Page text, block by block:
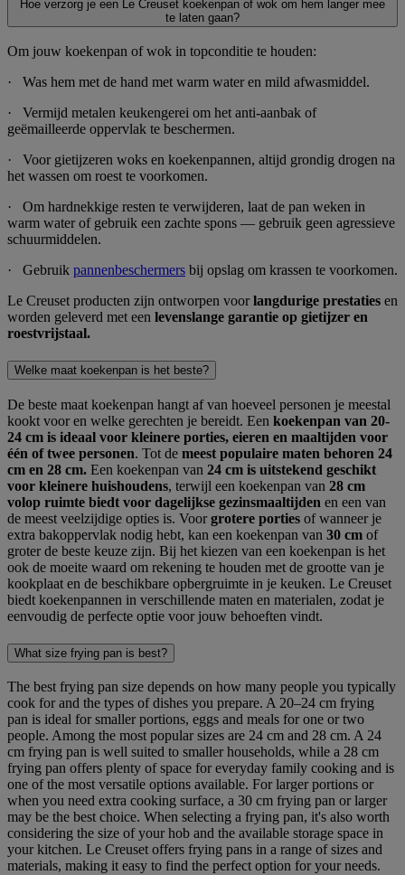
Hoe verzorg je een Le Creuset koekenpan of wok om hem langer mee
te laten gaan?
Om jouw koekenpan of wok in topconditie te houden:
· Was hem met de hand met warm water en mild afwasmiddel.
· Vermijd metalen keukengerei om het anti-aanbak of
geëmailleerde oppervlak te beschermen.
· Voor gietijzeren woks en koekenpannen, altijd grondig drogen na
het wassen om roest te voorkomen.
· Om hardnekkige resten te verwijderen, laat de pan weken in
warm water of gebruik een zachte spons — gebruik geen agressieve
schuurmiddelen.
· Gebruik pannenbeschermers bij opslag om krassen te voorkomen.
Le Creuset producten zijn ontworpen voorlangdurige prestaties en
worden geleverd met een levenslange garantie op gietijzer en
roestvrijstaal.
Welke maat koekenpan is het beste?
De beste maat koekenpan hangt af van hoeveel personen je meestal
kookt voor en welke gerechten je bereidt. Een koekenpan van 20-
24 cm is ideaal voor kleinere porties, eieren en maaltijden voor
één of twee personen. Tot de meest populaire maten behoren 24
cm en 28 cm. Een koekenpan van 24 cm is uitstekend geschikt
voor kleinere huishoudens, terwijl een koekenpan van 28 cm
volop ruimte biedt voor dagelijkse gezinsmaaltijden en een van
de meest veelzijdige opties is. Voorgrotere porties of wanneer je
extra bakoppervlak nodig hebt, kan een koekenpan van 30 cm of
groter de beste keuze zijn. Bij het kiezen van een koekenpan is het
ook de moeite waard om rekening te houden met de grootte van je
kookplaat en de beschikbare opbergruimte in je keuken. Le Creuset
biedt koekenpannen in verschillende maten en materialen, zodat je
eenvoudig de perfecte optie voor jouw behoeften vindt.
What size frying pan is best?
The best frying pan size depends on how many people you typically
cook for and the types of dishes you prepare. A 20–24 cm frying
pan is ideal for smaller portions, eggs and meals for one or two
people. Among the most popular sizes are 24 cm and 28 cm. A 24
cm frying pan is well suited to smaller households, while a 28 cm
frying pan offers plenty of space for everyday family cooking and is
one of the most versatile options available. For larger portions or
when you need extra cooking surface, a 30 cm frying pan or larger
may be the best choice. When selecting a frying pan, it's also worth
considering the size of your hob and the available storage space in
your kitchen. Le Creuset offers frying pans in a range of sizes and
materials, making it easy to find the perfect option for your needs.